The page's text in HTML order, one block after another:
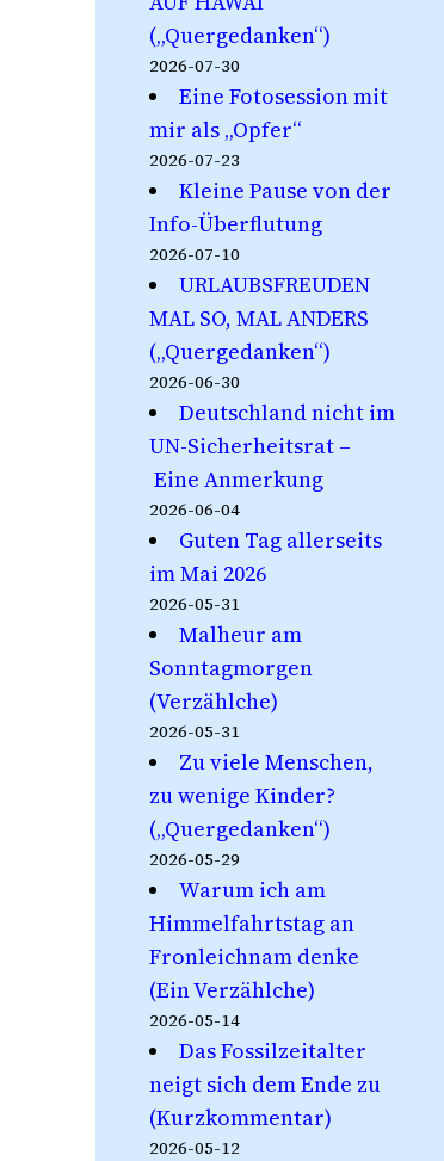
(„Quergedanken“)
2026-07-30
Eine Fotosession mit
mir als „Opfer“
2026-07-23
Kleine Pause von der
Info-Überflutung
2026-07-10
URLAUBSFREUDEN
MAL SO, MAL ANDERS
(„Quergedanken“)
2026-06-30
Deutschland nicht im
UN-Sicherheitsrat –
Eine Anmerkung
2026-06-04
Guten Tag allerseits
im Mai 2026
2026-05-31
Malheur am
Sonntagmorgen
(Verzählche)
2026-05-31
Zu viele Menschen,
zu wenige Kinder?
(„Quergedanken“)
2026-05-29
Warum ich am
Himmelfahrtstag an
Fronleichnam denke
(Ein Verzählche)
2026-05-14
Das Fossilzeitalter
neigt sich dem Ende zu
(Kurzkommentar)
2026-05-12